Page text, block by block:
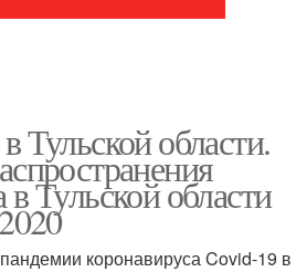
Тульской области.
Тульской области
коронавируса Covid-19 в